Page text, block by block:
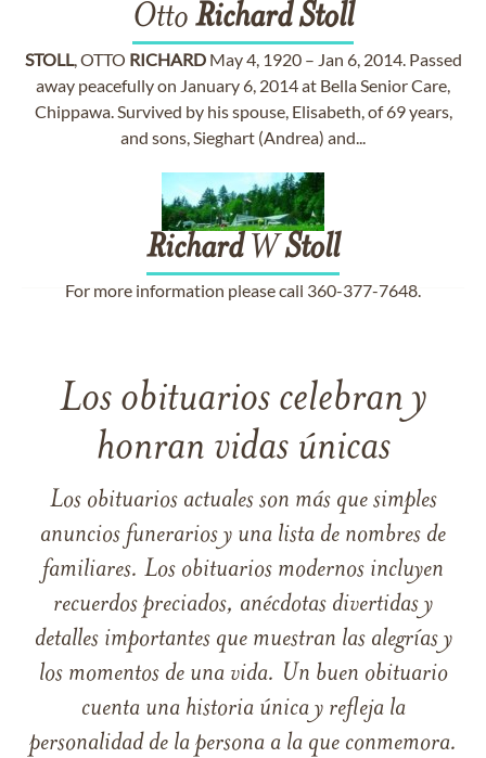
Otto RichardStoll
STOLL, OTTO RICHARDMay 4, 1920 – Jan 6, 2014. Passed
away peacefully on January 6, 2014 at Bella Senior Care,
Chippawa. Survived by his spouse, Elisabeth, of 69 years,
and sons, Sieghart (Andrea) and...
RichardWStoll
For more information please call 360-377-7648.
Los obituarios celebran y
honran vidas únicas
Los obituarios actuales son más que simples
anuncios funerarios y una lista de nombres de
familiares. Los obituarios modernos incluyen
recuerdos preciados, anécdotas divertidas y
detalles importantes que muestran las alegrías y
los momentos de una vida. Un buen obituario
cuenta una historia única y refleja la
personalidad de la persona a la que conmemora.